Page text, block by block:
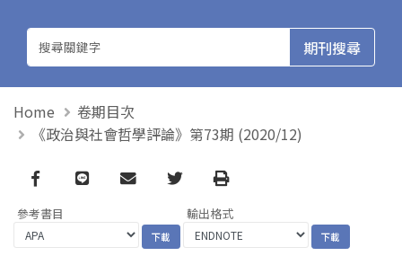
Home
卷期目次
《政治與社會哲學評論》第73期 (2020/12)
Facebook
line email TwitterPrint
參考書目 輸出格式